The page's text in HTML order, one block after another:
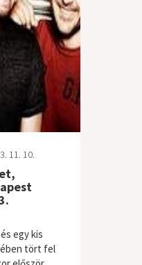
11. 10.
egy kis
tört fel